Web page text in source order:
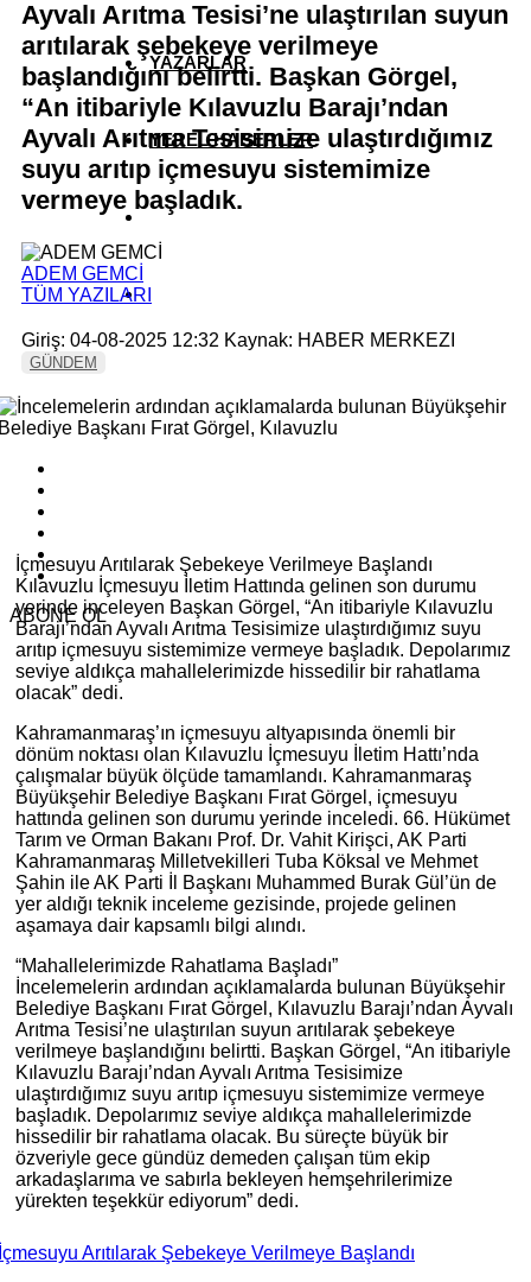
YAZARLAR
YEREL HABERLER
Ayvalı Arıtma Tesisi’ne ulaştırılan suyun
arıtılarak şebekeye verilmeye
başlandığını belirtti. Başkan Görgel,
“An itibariyle Kılavuzlu Barajı’ndan
Ayvalı Arıtma Tesisimize ulaştırdığımız
suyu arıtıp içmesuyu sistemimize
vermeye başladık.
ADEM GEMCİ
TÜM YAZILARI
Giriş: 04-08-2025 12:32 Kaynak: HABER MERKEZI
GÜNDEM
ABONE OL
İçmesuyu Arıtılarak Şebekeye Verilmeye Başlandı
Kılavuzlu İçmesuyu İletim Hattında gelinen son durumu
yerinde inceleyen Başkan Görgel, “An itibariyle Kılavuzlu
Barajı’ndan Ayvalı Arıtma Tesisimize ulaştırdığımız suyu
arıtıp içmesuyu sistemimize vermeye başladık. Depolarımız
seviye aldıkça mahallelerimizde hissedilir bir rahatlama
olacak” dedi.
Kahramanmaraş’ın içmesuyu altyapısında önemli bir
dönüm noktası olan Kılavuzlu İçmesuyu İletim Hattı’nda
çalışmalar büyük ölçüde tamamlandı. Kahramanmaraş
Büyükşehir Belediye Başkanı Fırat Görgel, içmesuyu
hattında gelinen son durumu yerinde inceledi. 66. Hükümet
Tarım ve Orman Bakanı Prof. Dr. Vahit Kirişci, AK Parti
Kahramanmaraş Milletvekilleri Tuba Köksal ve Mehmet
Şahin ile AK Parti İl Başkanı Muhammed Burak Gül’ün de
yer aldığı teknik inceleme gezisinde, projede gelinen
aşamaya dair kapsamlı bilgi alındı.
“Mahallelerimizde Rahatlama Başladı”
İncelemelerin ardından açıklamalarda bulunan Büyükşehir
Belediye Başkanı Fırat Görgel, Kılavuzlu Barajı’ndan Ayvalı
Arıtma Tesisi’ne ulaştırılan suyun arıtılarak şebekeye
verilmeye başlandığını belirtti. Başkan Görgel, “An itibariyle
Kılavuzlu Barajı’ndan Ayvalı Arıtma Tesisimize
ulaştırdığımız suyu arıtıp içmesuyu sistemimize vermeye
başladık. Depolarımız seviye aldıkça mahallelerimizde
hissedilir bir rahatlama olacak. Bu süreçte büyük bir
özveriyle gece gündüz demeden çalışan tüm ekip
arkadaşlarıma ve sabırla bekleyen hemşehrilerimize
yürekten teşekkür ediyorum” dedi.
Arıtılarak Şebekeye Verilmeye Başlandı